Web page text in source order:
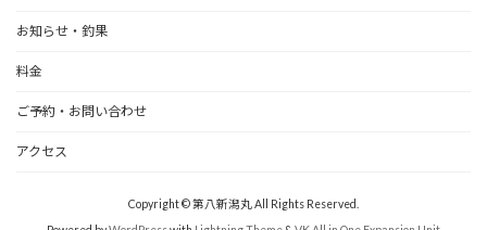
お知らせ・釣果
料金
ご予約・お問い合わせ
アクセス
Copyright © 第八新潟丸 All Rights Reserved.